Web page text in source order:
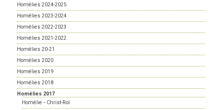
Homélies 2024-2025
Homélies 2023-2024
Homélies 2022-2023
Homélies 2021-2022
Homélies 20-21
Homélies 2020
Homélies 2019
Homélies 2018
Homélies 2017
Homélie - Christ-Roi